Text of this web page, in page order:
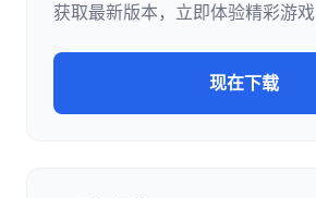
获取最新版本，立即体验精彩游戏
现在下载